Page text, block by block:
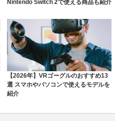
Nintendo Switch 2で使える商品も紹介
【2026年】VRゴーグルのおすすめ13
選 スマホやパソコンで使えるモデルを
紹介